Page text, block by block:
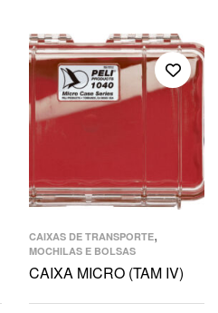
CAIXAS DE TRANSPORTE,
MOCHILAS E BOLSAS
CAIXA MICRO (TAM IV)